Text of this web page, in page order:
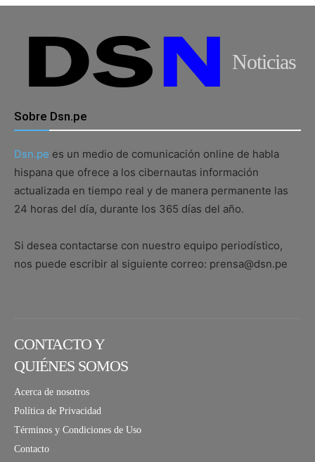
Noticias
Sobre Dsn.pe
Dsn.pe es un medio de comunicación online de habla
hispana que ofrece a los cibernautas información
actualizada en tiempo real y de manera permanente las
24 horas del día, durante los 365 días del año.
Si desea contactarse con nuestro equipo periodístico,
nos puede escribir al siguiente correo: prensa@dsn.pe
CONTACTO Y
QUIÉNES SOMOS
Acerca de nosotros
Política de Privacidad
Términos y Condiciones de Uso
Contacto